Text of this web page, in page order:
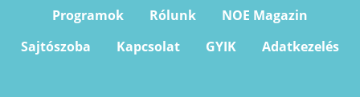
Programok
Rólunk
NOE Magazin
Sajtószoba
Kapcsolat GYIK Adatkezelés